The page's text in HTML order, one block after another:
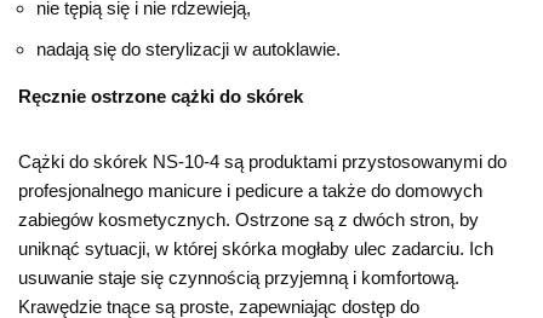
nie tępią się i nie rdzewieją,
nadają się do sterylizacji w autoklawie.
Ręcznie ostrzone cążki do skórek
Cążki do skórek NS-10-4 są produktami przystosowanymi do
profesjonalnego manicure i pedicure a także do domowych
zabiegów kosmetycznych. Ostrzone są z dwóch stron, by
uniknąć sytuacji, w której skórka mogłaby ulec zadarciu. Ich
usuwanie staje się czynnością przyjemną i komfortową.
Krawędzie tnące są proste, zapewniając dostęp do